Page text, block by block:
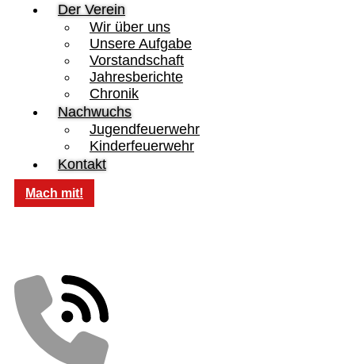
Der Verein
Wir über uns
Unsere Aufgabe
Vorstandschaft
Jahresberichte
Chronik
Nachwuchs
Jugendfeuerwehr
Kinderfeuerwehr
Kontakt
Mach mit!